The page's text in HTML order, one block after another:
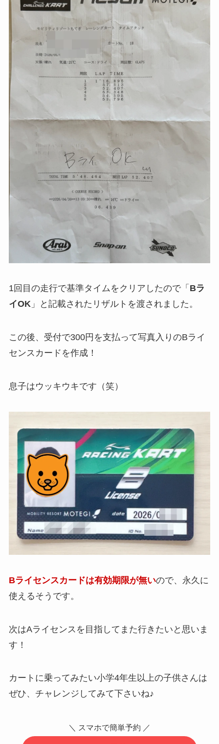
1回目の走行で基準タイムをクリアしたので「 Bラ
イOK」と記載されたリザルトを渡されました。
この後、受付で300円を支払って写真入りのBライ
センスカードを作成！
息子はウッキウキです（笑）
Bライセンスカードは有効期限が無いので、永久に
使えるそうです。
次はAライセンスを目指してまた行きたいと思いま
す！
カートに乗ってみたい小学4年生以上の子供さんは
ぜひ、チャレンジしてみて下さいね♪
＼ スマホで簡単予約 ／